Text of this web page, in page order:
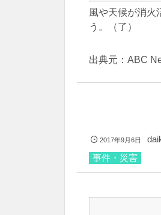
風や天候が消火
う。（了）
出典元：ABC
2017年9月6日
事件・災害